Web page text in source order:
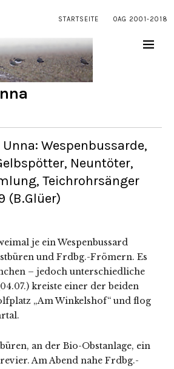
STARTSEITE OAG 2001-2018
Wespenbussarde,
Neuntöter,
Teichrohrsänger
(B.Glüer)
je ein Wespenbussard
und Frdbg.-Frömern. Es
– jedoch unterschiedliche
kreiste einer der beiden
„Am Winkelshof“ und flog
an der Bio-Obstanlage, ein
Am Abend nahe Frdbg.-